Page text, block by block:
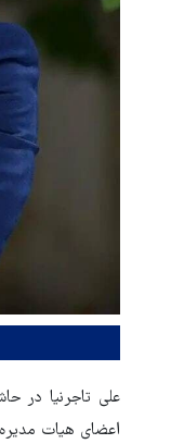
علی تاجرنیا در
اعضای هیات